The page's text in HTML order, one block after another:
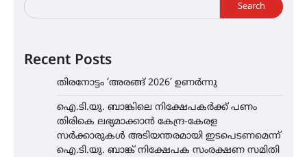
Search
Recent Posts
തിരനോട്ടം ‘അരങ്ങ് 2026’ ഉണർന്നു
ഐ.ടി.യു. ബാങ്കിലെ നിക്ഷേപകർക്ക് പണം
തിരികെ ലഭ്യമാക്കാൻ കേന്ദ്ര-കേരള
സർക്കാരുകൾ അടിയന്തരമായി ഇടപെടണമെന്ന്
ഐ.ടി.യു. ബാങ്ക് നിക്ഷേപക സംരക്ഷണ സമിതി